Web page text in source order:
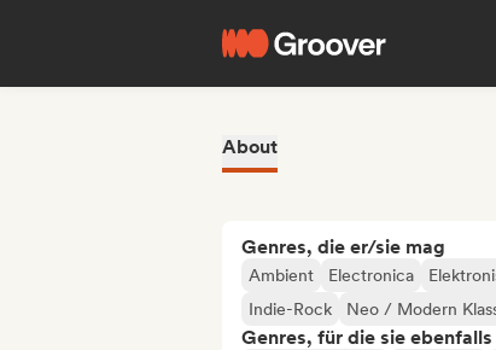
About
Genres, die er/sie mag
Ambient Electronica
Indie-Rock
Neo / Modern
Genres, für die sie